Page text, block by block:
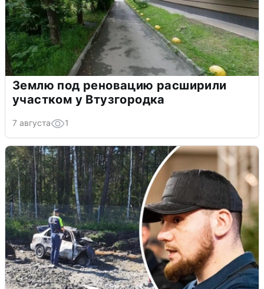
Землю под реновацию расширили
участком у Втузгородка
7 августа 1